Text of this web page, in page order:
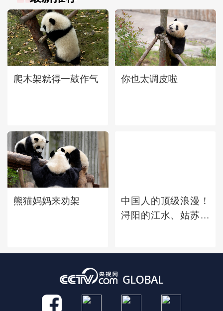
爬木架就得一鼓作气 你也太调皮啦
熊猫妈妈来劝架
中国人的顶级浪漫！
浔阳的江水、姑苏的